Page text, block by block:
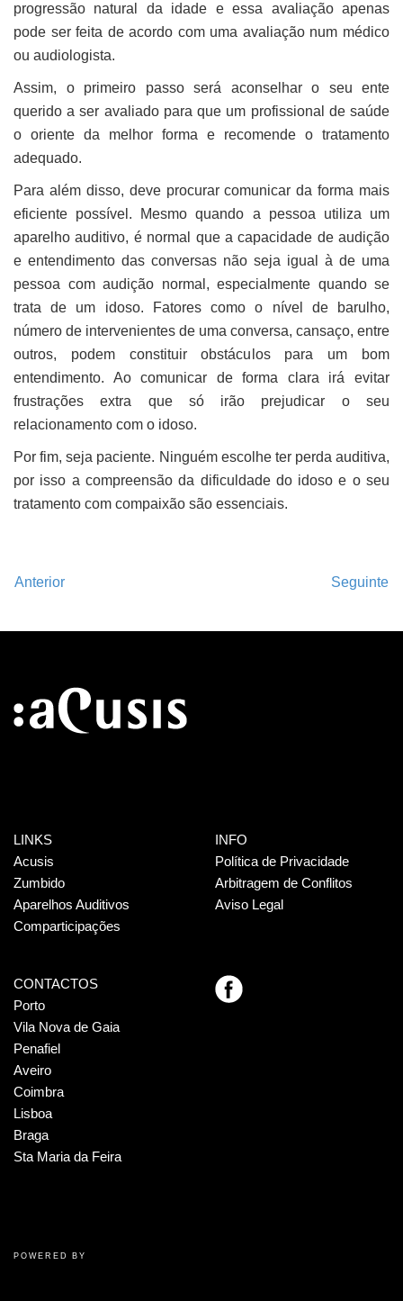
progressão natural da idade e essa avaliação apenas
pode ser feita de acordo com uma avaliação num médico
ou audiologista.
Assim, o primeiro passo será aconselhar o seu ente
querido a ser avaliado para que um profissional de saúde
o oriente da melhor forma e recomende o tratamento
adequado.
Para além disso, deve procurar comunicar da forma mais
eficiente possível. Mesmo quando a pessoa utiliza um
aparelho auditivo, é normal que a capacidade de audição
e entendimento das conversas não seja igual à de uma
pessoa com audição normal, especialmente quando se
trata de um idoso. Fatores como o nível de barulho,
número de intervenientes de uma conversa, cansaço, entre
outros, podem constituir obstáculos para um bom
entendimento. Ao comunicar de forma clara irá evitar
frustrações extra que só irão prejudicar o seu
relacionamento com o idoso.
Por fim, seja paciente. Ninguém escolhe ter perda auditiva,
por isso a compreensão da dificuldade do idoso e o seu
tratamento com compaixão são essenciais.
Anterior Seguinte
LINKS
Acusis
Zumbido
Aparelhos Auditivos
Comparticipações
INFO
Política de Privacidade
Arbitragem de Conflitos
Aviso Legal
CONTACTOS
Porto
Vila Nova de Gaia
Penafiel
Aveiro
Coimbra
Lisboa
Braga
Sta Maria da Feira
POWERED BY